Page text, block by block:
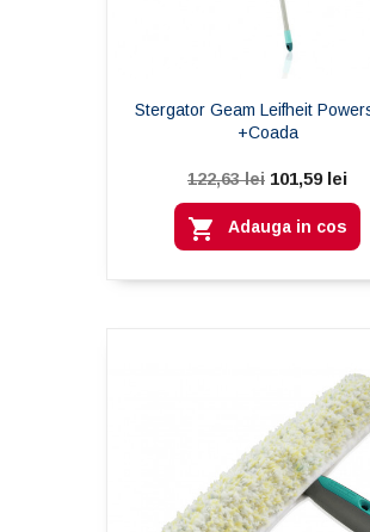
Stergator Geam Leifheit
+coada
122,63 lei 101,59 lei
 Adauga in cos